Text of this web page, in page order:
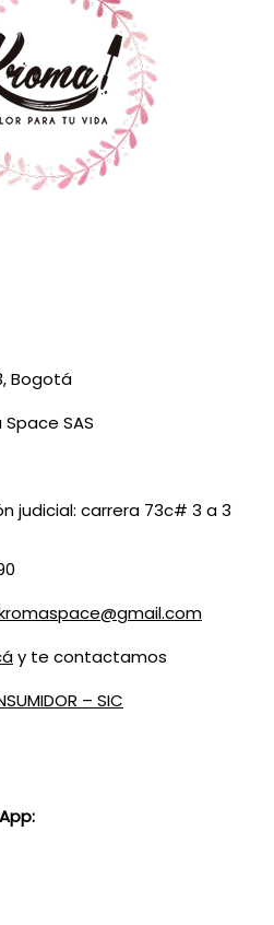
Bogotá
SAS
judicial: carrera 73c# 3 a 3
y te contactamos
– SIC